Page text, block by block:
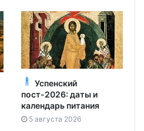
Успенский
пост-2026: даты и
календарь питания
5 августа 2026